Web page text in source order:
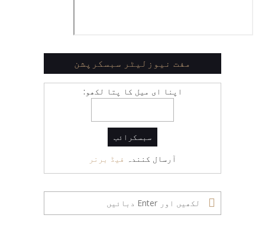
مفت نیوزلیٹر سبسکرپشن
اپنا ای میل کا پتا لکھو:
آرسال کنندہ فیڈ برنر